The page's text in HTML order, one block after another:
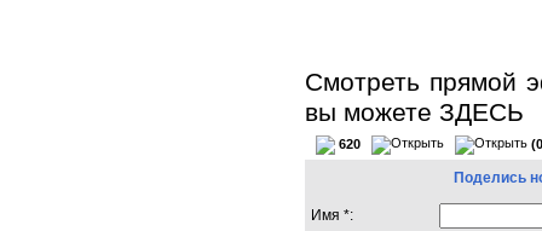
Смотреть прямой
вы можете ЗДЕСЬ
620
Поделись
Имя *: